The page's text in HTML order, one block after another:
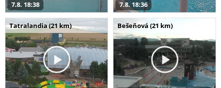
7.8. 18:38 7.8. 18:36
Tatralandia (21 km) Bešeňová (21 km)